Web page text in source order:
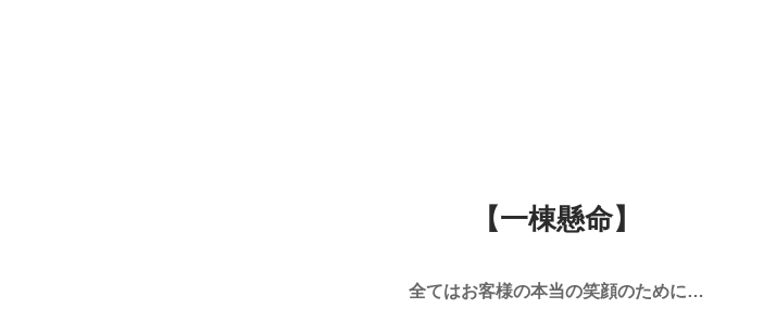
【一棟懸命】
全てはお客様の本当の笑顔のために…